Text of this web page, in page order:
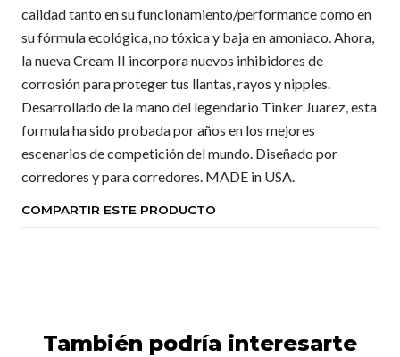
calidad tanto en su funcionamiento/performance como en
su fórmula ecológica, no tóxica y baja en amoniaco. Ahora,
la nueva Cream II incorpora nuevos inhibidores de
corrosión para proteger tus llantas, rayos y nipples.
Desarrollado de la mano del legendario Tinker Juarez, esta
formula ha sido probada por años en los mejores
escenarios de competición del mundo. Diseñado por
corredores y para corredores. MADE in USA.
COMPARTIR ESTE PRODUCTO
También podría interesarte